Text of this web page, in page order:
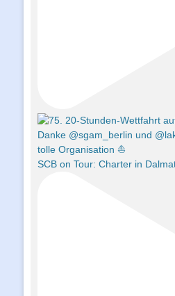
SCB on Tour: Charter in